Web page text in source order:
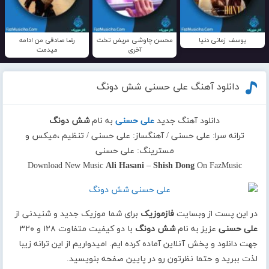
یوسف زمانی دنیا
محسن چاوشی مریض تخت
آخری
رضا صادقی من ادامه
میدمت
دانلود آهنگ علی حسنی شش دونگ
دانلود آهنگ جدید علی حسنی به نامشش دونگ
ترانه سرا: علی حسنی / آهنگساز: علی حسنی / تنظیم ،میکس و
مسترینگ: علی حسنی
Download New Music Ali Hasani– Shish DongOn FazMusic
در این پست از وبسایتفازموزیک برای شما موزیک جدید و شنیدنی از
علی حسنی عزیز به نامشش دونگ
با دو کیفیت متفاوت ۱۲۸ و ۳۲۰
جهت دانلود و پخش آنلاین آماده کرده ایم. امیدواریم از این ترانه زیبا
لذت ببرید و حتما نظرتون رو در پایین صفحه بنویسید.